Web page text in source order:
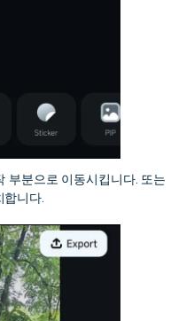
부분으로 이동시킵니다. 또는
합니다.